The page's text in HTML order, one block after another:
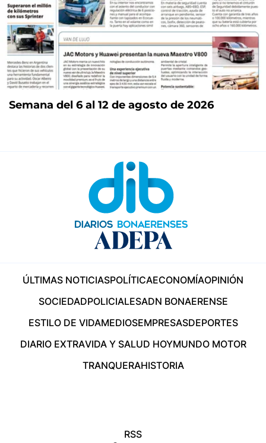
Semana del 6 al 12 de agosto de 2026
ÚLTIMAS NOTICIASPOLÍTICAECONOMÍAOPINIÓN
SOCIEDADPOLICIALESADN BONAERENSE
ESTILO DE VIDAMEDIOSEMPRESASDEPORTES
DIARIO EXTRAVIDA Y SALUD HOYMUNDO MOTOR
TRANQUERAHISTORIA
RSS